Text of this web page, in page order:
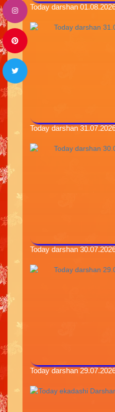
Today darshan
Today darshan
Today darshan
Today darshan